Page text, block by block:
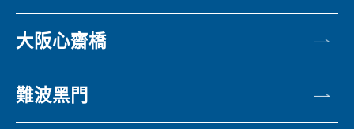
大阪心齋橋
難波黑門